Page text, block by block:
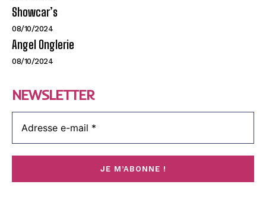
Showcar’s
08/10/2024
Angel Onglerie
08/10/2024
NEWSLETTER